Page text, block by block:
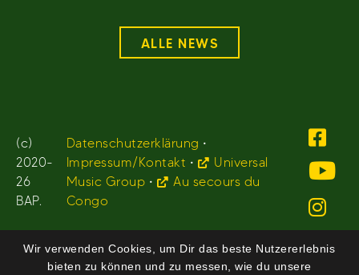
ALLE NEWS
(c)
2020-
26
BAP.
Datenschutzerklärung •
Impressum/Kontakt •
Universal
Music Group •
Au secours du
Congo
Wir verwenden Cookies, um Dir das beste Nutzererlebnis
bieten zu können und zu messen, wie du unsere